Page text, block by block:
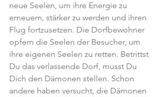
neue Seelen, um ihre Energie zu
erneuern, stärker zu werden und ihren
Flug fortzusetzen. Die Dorfbewohner
opfern die Seelen der Besucher, um
ihre eigenen Seelen zu retten. Betrittst
Du das verlassende Dorf, musst Du
Dich den Dämonen stellen. Schon
andere haben versucht, die Dämonen